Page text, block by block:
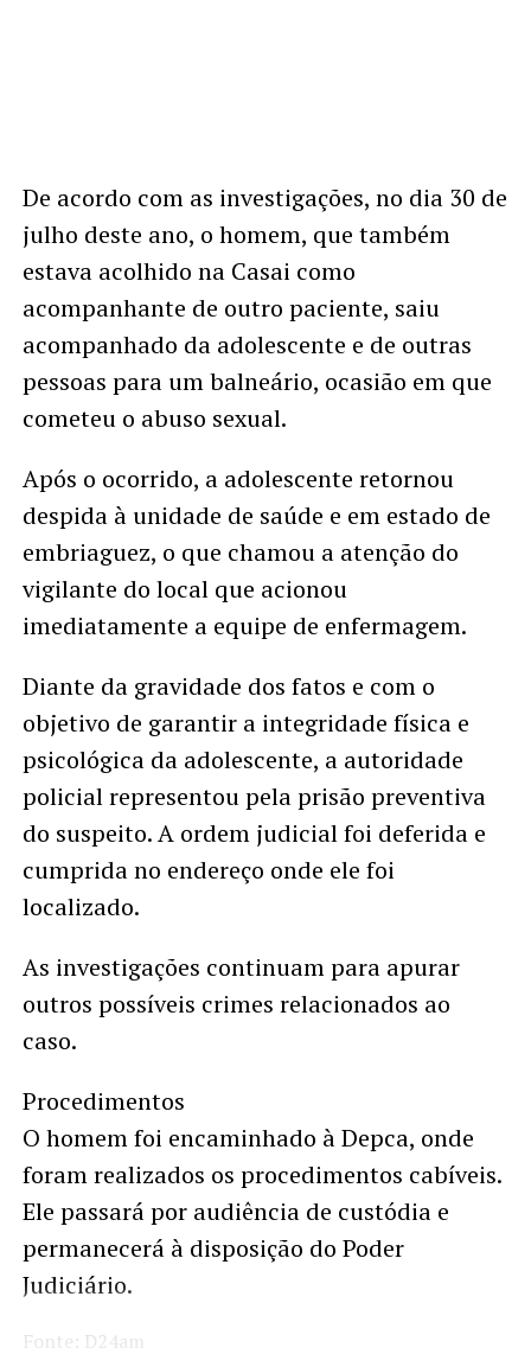
De acordo com as investigações, no dia 30 de
julho deste ano, o homem, que também
estava acolhido na Casai como
acompanhante de outro paciente, saiu
acompanhado da adolescente e de outras
pessoas para um balneário, ocasião em que
cometeu o abuso sexual.
Após o ocorrido, a adolescente retornou
despida à unidade de saúde e em estado de
embriaguez, o que chamou a atenção do
vigilante do local que acionou
imediatamente a equipe de enfermagem.
Diante da gravidade dos fatos e com o
objetivo de garantir a integridade física e
psicológica da adolescente, a autoridade
policial representou pela prisão preventiva
do suspeito. A ordem judicial foi deferida e
cumprida no endereço onde ele foi
localizado.
As investigações continuam para apurar
outros possíveis crimes relacionados ao
caso.
Procedimentos
O homem foi encaminhado à Depca, onde
foram realizados os procedimentos cabíveis.
Ele passará por audiência de custódia e
permanecerá à disposição do Poder
Judiciário.
Fonte: D24am